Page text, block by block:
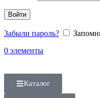
Войти
Забыли пароль?
0 элементы
Каталог